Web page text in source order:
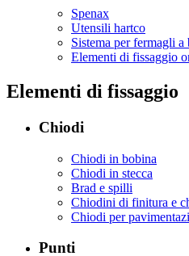
Spenax
Utensili hartco
Sistema per fermagli a
Elementi di fissaggio
Elementi di fissaggio
Chiodi
Chiodi in bobina
Chiodi in stecca
Brad e spilli
Chiodini di finitura e
Chiodi per
Punti